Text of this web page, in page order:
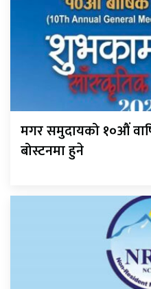
मगर समुदायको १०औं
बोस्टनमा हुने